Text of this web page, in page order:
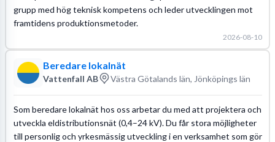
grupp med hög teknisk kompetens och leder utvecklingen mot
framtidens produktionsmetoder.
2026-08-10
Beredare lokalnät
Vattenfall AB Västra Götalands län, Jönköpings län
Som beredare lokalnät hos oss arbetar du med att projektera och
utveckla eldistributionsnät (0,4–24 kV). Du får stora möjligheter
till personlig och yrkesmässig utveckling i en verksamhet som gör